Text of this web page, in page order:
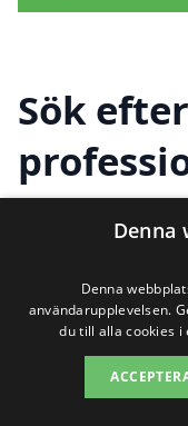
Sök
städer
Att hitta hjälp
Sunnemo
Denna
Denna
användarupplevelsen.
du till alla cookies i